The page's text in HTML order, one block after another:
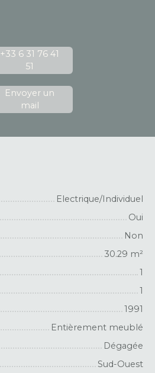
+33 6 31 76 41
51
Envoyer un
mail
Electrique/Individuel
Oui
Non
30.29 m²
1
1
1991
Entièrement meublé
Dégagée
Sud-Ouest